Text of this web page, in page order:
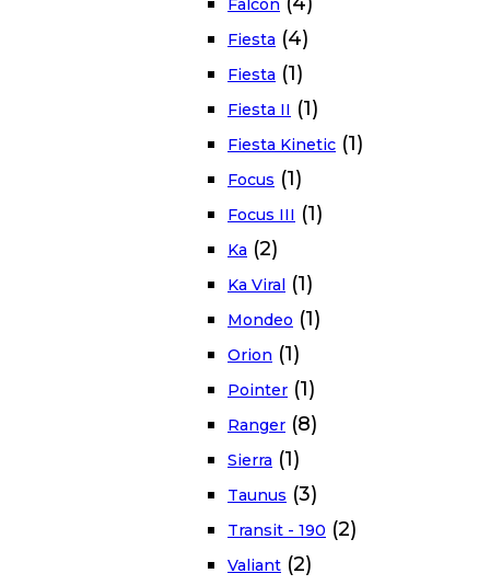
Fiesta (4)
Fiesta (1)
Fiesta II (1)
Fiesta Kinetic (1)
Focus (1)
Focus III (1)
Ka (2)
Ka Viral (1)
Mondeo (1)
Orion (1)
Pointer (1)
Ranger (8)
Sierra (1)
Taunus (3)
Transit - 190 (2)
Valiant (2)